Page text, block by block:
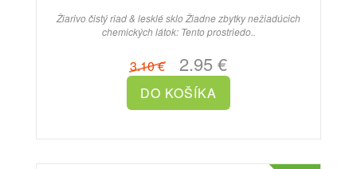
Žiarivo čistý riad & lesklé sklo Žiadne zbytky nežiadúcich
chemických látok: Tento prostriedo..
3.10 €2.95 €